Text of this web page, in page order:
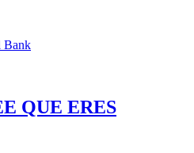
QUE ERES